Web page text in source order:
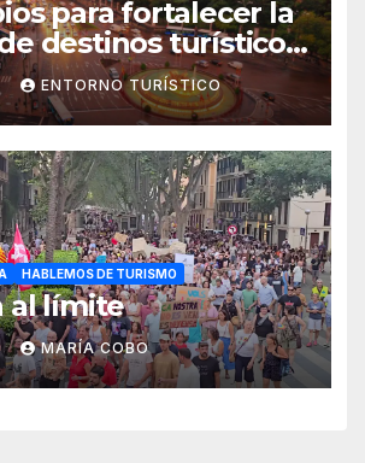
para fortalecer la
destinos turísticos,
WTTC
ENTORNO TURÍSTICO
HABLEMOS DE TURISMO
al límite
MARÍA COBO